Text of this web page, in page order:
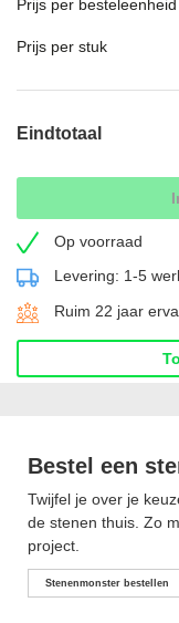
Prijs per besteleenheid
Prijs per stuk
Eindtotaal
Op voorraad
Levering: 1-5
Ruim 22 jaar
Bestel een
Twijfel je over je
de stenen thuis. Zo
project.
Stenenmonster bestellen